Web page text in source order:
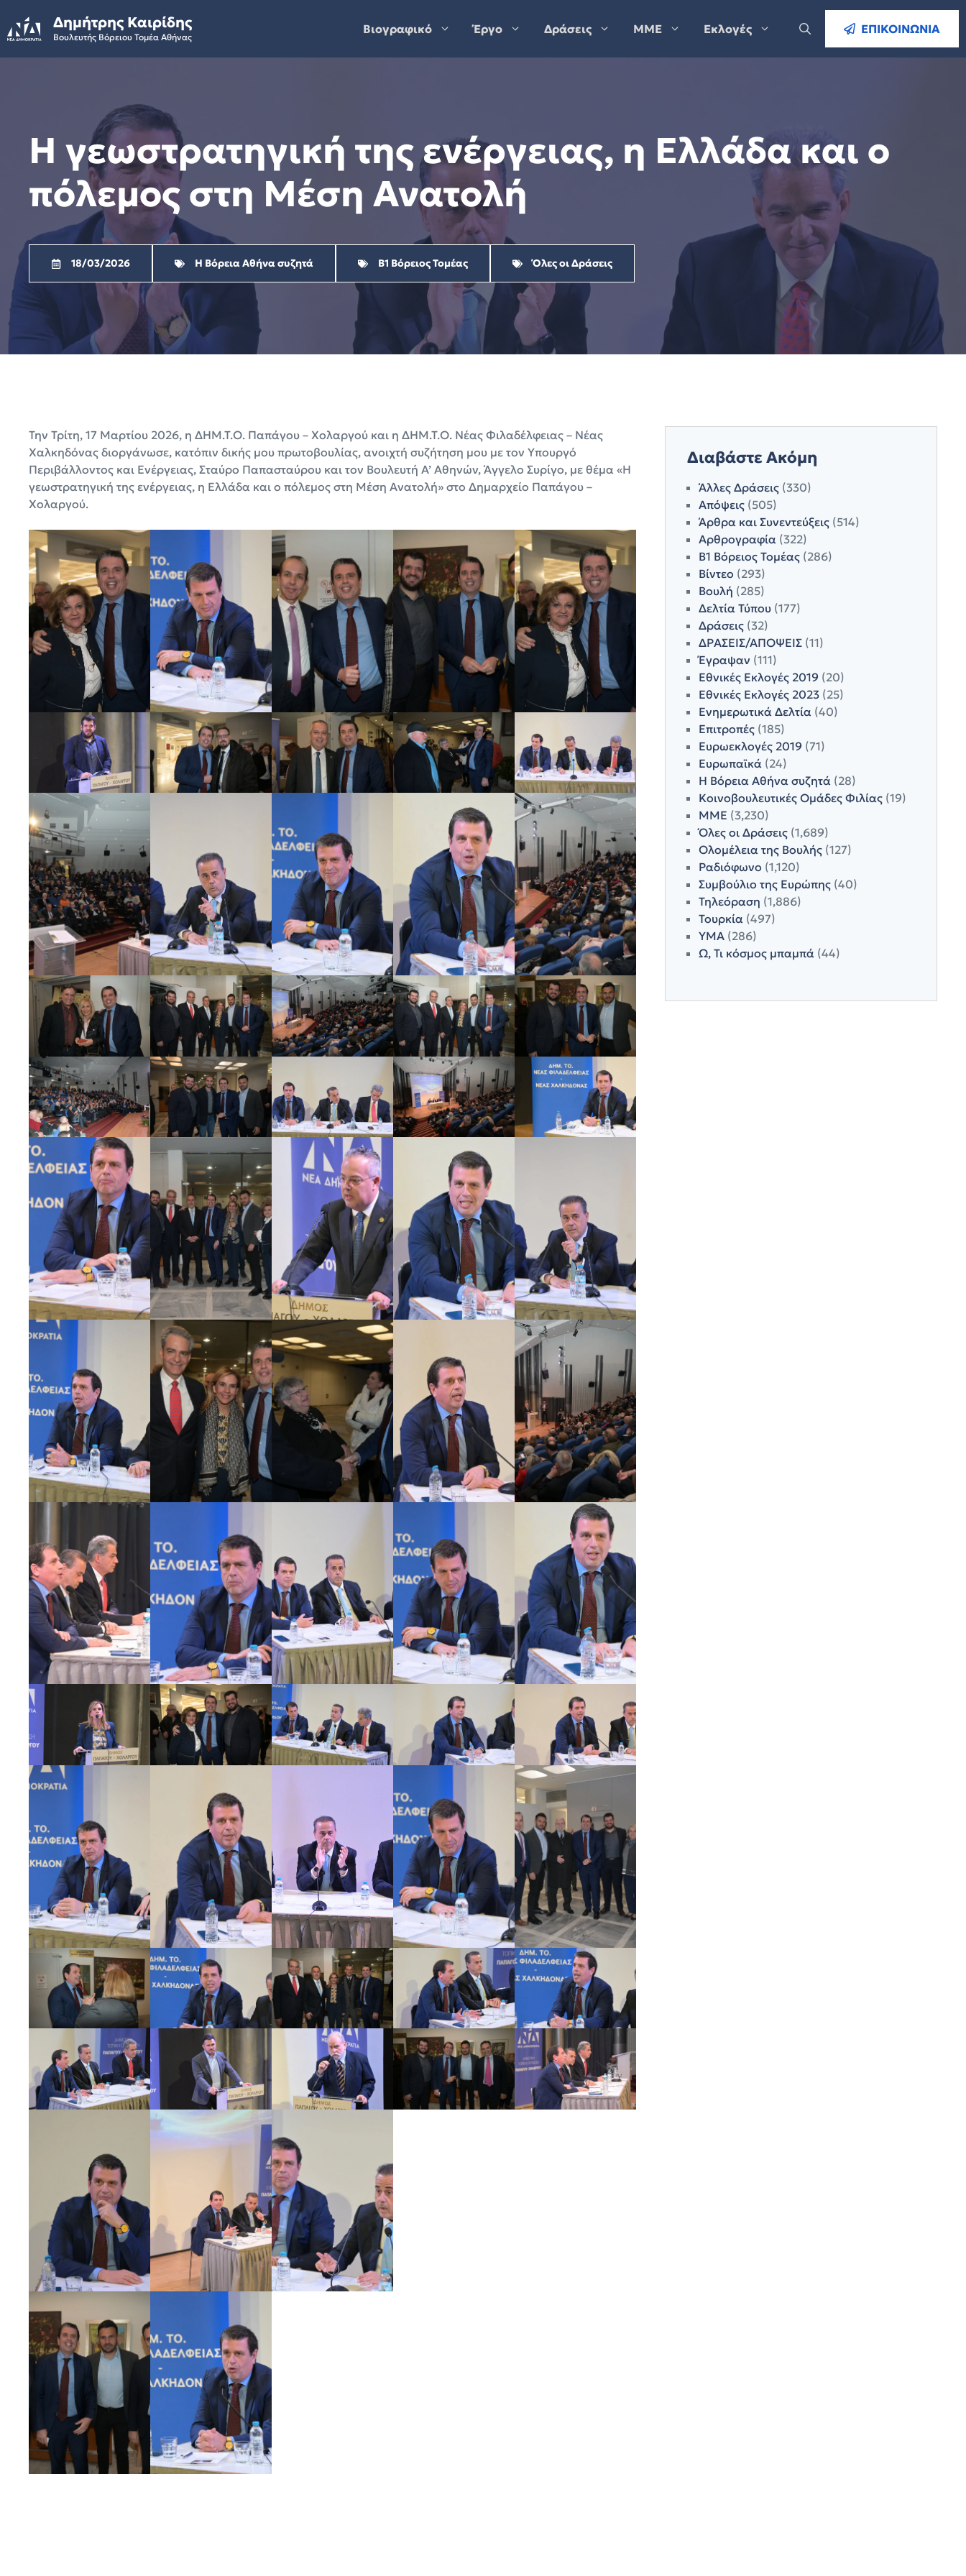
to
content
Δημήτρης Καιρίδης
Βουλευτής Βόρειου Τομέα Αθήνας
Βιογραφικό Έργο Δράσεις ΜΜΕ Εκλογές ΕΠΙΚΟΙΝΩΝΙΑ
Η γεωστρατηγική της ενέργειας, η Ελλάδα και ο
πόλεμος στη Μέση Ανατολή
18/03/2026 Η Βόρεια Αθήνα συζητά Β1 Βόρειος Τομέας Όλες οι Δράσεις
Την Τρίτη, 17 Μαρτίου 2026, η ΔΗΜ.Τ.Ο. Παπάγου – Χολαργού και η ΔΗΜ.Τ.Ο. Νέας Φιλαδέλφειας – Νέας
Χαλκηδόνας διοργάνωσε, κατόπιν δικής μου πρωτοβουλίας, ανοιχτή συζήτηση μου με τον Υπουργό
Περιβάλλοντος και Ενέργειας, Σταύρο Παπασταύρου και τον Βουλευτή Α’ Αθηνών, Άγγελο Συρίγο, με θέμα «Η
γεωστρατηγική της ενέργειας, η Ελλάδα και ο πόλεμος στη Μέση Ανατολή» στο Δημαρχείο Παπάγου –
Χολαργού.
Διαβάστε Ακόμη
Άλλες Δράσεις(330)
Απόψεις(505)
Άρθρα και Συνεντεύξεις(514)
Αρθρογραφία(322)
Β1 Βόρειος Τομέας(286)
Βίντεο (293)
Βουλή (285)
Δελτία Τύπου(177)
Δράσεις(32)
ΔΡΑΣΕΙΣ/ΑΠΟΨΕΙΣ(11)
Έγραψαν (111)
Εθνικές Εκλογές 2019 (20)
Εθνικές Εκλογές 2023(25)
Ενημερωτικά Δελτία(40)
Επιτροπές(185)
Ευρωεκλογές 2019 (71)
Ευρωπαϊκά(24)
Η Βόρεια Αθήνα συζητά(28)
Κοινοβουλευτικές Ομάδες Φιλίας(19)
ΜΜΕ (3,230)
Όλες οι Δράσεις(1,689)
Ολομέλεια της Βουλής(127)
Ραδιόφωνο (1,120)
Συμβούλιο της Ευρώπης(40)
Τηλεόραση (1,886)
Τουρκία(497)
ΥΜΑ(286)
Ω, Τι κόσμος μπαμπά(44)